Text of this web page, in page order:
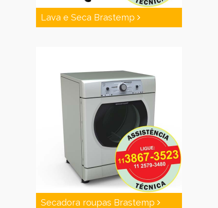
Lava e Seca Brastemp
Secadora roupas Brastemp